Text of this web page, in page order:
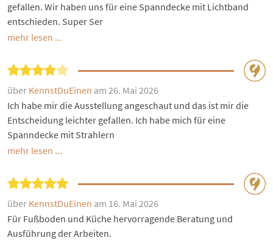
gefallen. Wir haben uns für eine Spanndecke mit Lichtband
entschieden. Super Ser
mehr lesen ...
über KennstDuEinen am 26. Mai 2026
Ich habe mir die Ausstellung angeschaut und das ist mir die
Entscheidung leichter gefallen. Ich habe mich für eine
Spanndecke mit Strahlern
mehr lesen ...
über KennstDuEinen am 16. Mai 2026
Für Fußboden und Küche hervorragende Beratung und
Ausführung der Arbeiten.